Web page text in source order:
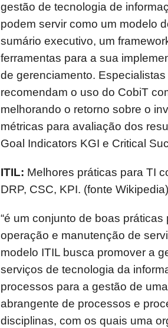
gestão de tecnologia de
podem servir como um modelo
sumário executivo, um
ferramentas para a sua
de gerenciamento.
recomendam o uso do CobiT
melhorando o retorno sobre o
métricas para avaliação dos
Goal Indicators KGI e Critical
ITIL: Melhores práticas para TI
DRP, CSC, KPI. (fonte Wikipedia)
“é um conjunto de boas
operação e manutenção de
modelo ITIL busca promover a
serviços de tecnologia da
processos para a gestão de
abrangente de processos e
disciplinas, com os quais uma